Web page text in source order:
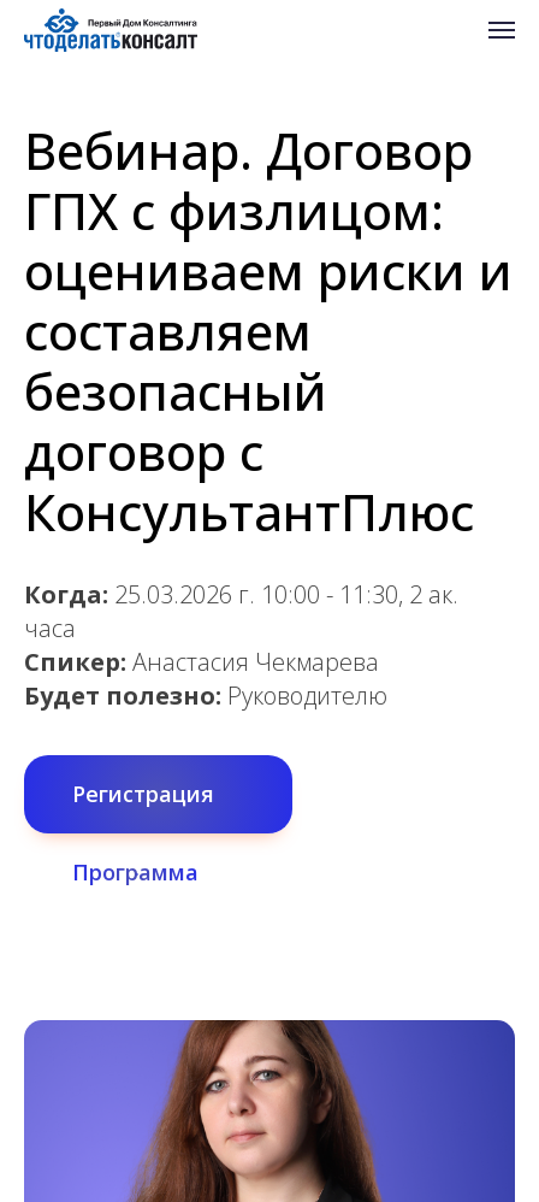
Вебинар. Договор
ГПХ с физлицом:
оцениваем риски и
составляем
безопасный
договор с
КонсультантПлюс
Когда: 25.03.2026 г. 10:00 - 11:30, 2 ак.
часа
Спикер: Анастасия Чекмарева
Будет полезно: Руководителю
Регистрация
Программа